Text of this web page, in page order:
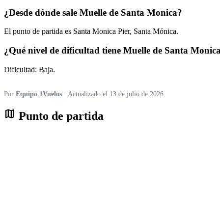
¿Desde dónde sale Muelle de Santa Monica?
El punto de partida es Santa Monica Pier, Santa Mónica.
¿Qué nivel de dificultad tiene Muelle de Santa
Dificultad: Baja.
Por Equipo 1Vuelos · Actualizado el 13 de julio de 2026
map Punto de partida